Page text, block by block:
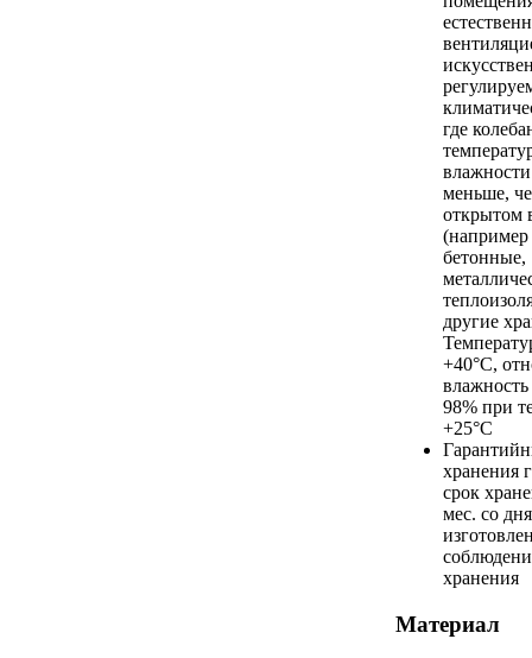
где
меньше,
открытом
бетонные,
другие
+40°С,
влажность
98% при
+25°С
хранения
срок
мес. со дня
хранения
Материал